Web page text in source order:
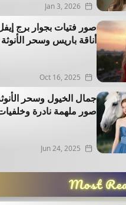
Jan 3, 2026
صور فتيات بجوار برج
أناقة باريس وسحر
Oct 16, 2025
جمال الخيول وسحر
صور ملهمة نادرة
Jun 24, 2025
Most